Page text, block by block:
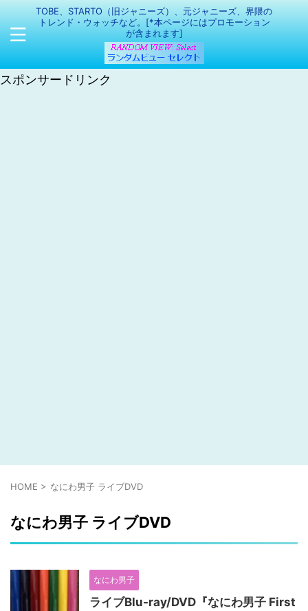
TOBE、STARTO（旧ジャニーズ）、元ジャニーズ、界隈の
トレンド・ウォッチなど。[*本ページにはプロモーション
が含まれます]
スポンサードリンク
HOME > なにわ男子 ライブDVD
なにわ男子 ライブDVD
なにわ男子
ライブBlu-ray/DVD『なにわ男子 First